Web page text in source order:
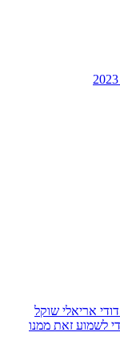
אריאלי שוקל
לשמוע זאת ממנו